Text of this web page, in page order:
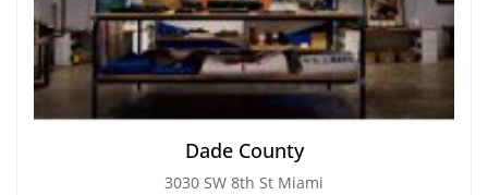
Dade County
3030 SW 8th St Miami